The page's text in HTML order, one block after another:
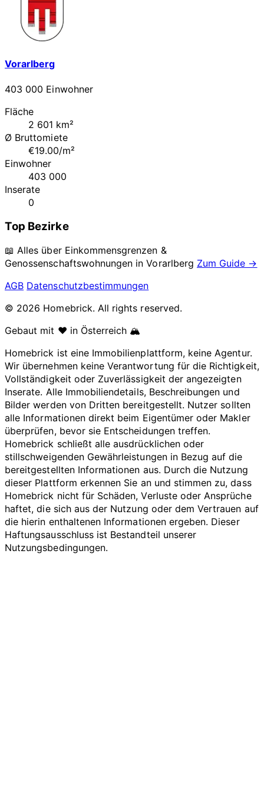
Vorarlberg
403 000 Einwohner
Fläche
2 601 km²
Ø Bruttomiete
€19.00/m²
Einwohner
403 000
Inserate
0
Top Bezirke
📖 Alles über Einkommensgrenzen &
Genossenschaftswohnungen inVorarlberg Zum Guide →
AGB Datenschutzbestimmungen
© 2026 Homebrick. All rights reserved.
Gebaut mit ❤️ in Österreich 🏔️
Homebrick ist eine Immobilienplattform, keine Agentur.
Wir übernehmen keine Verantwortung für die Richtigkeit,
Vollständigkeit oder Zuverlässigkeit der angezeigten
Inserate. Alle Immobiliendetails, Beschreibungen und
Bilder werden von Dritten bereitgestellt. Nutzer sollten
alle Informationen direkt beim Eigentümer oder Makler
überprüfen, bevor sie Entscheidungen treffen.
Homebrick schließt alle ausdrücklichen oder
stillschweigenden Gewährleistungen in Bezug auf die
bereitgestellten Informationen aus. Durch die Nutzung
dieser Plattform erkennen Sie an und stimmen zu, dass
Homebrick nicht für Schäden, Verluste oder Ansprüche
haftet, die sich aus der Nutzung oder dem Vertrauen auf
die hierin enthaltenen Informationen ergeben. Dieser
Haftungsausschluss ist Bestandteil unserer
Nutzungsbedingungen.